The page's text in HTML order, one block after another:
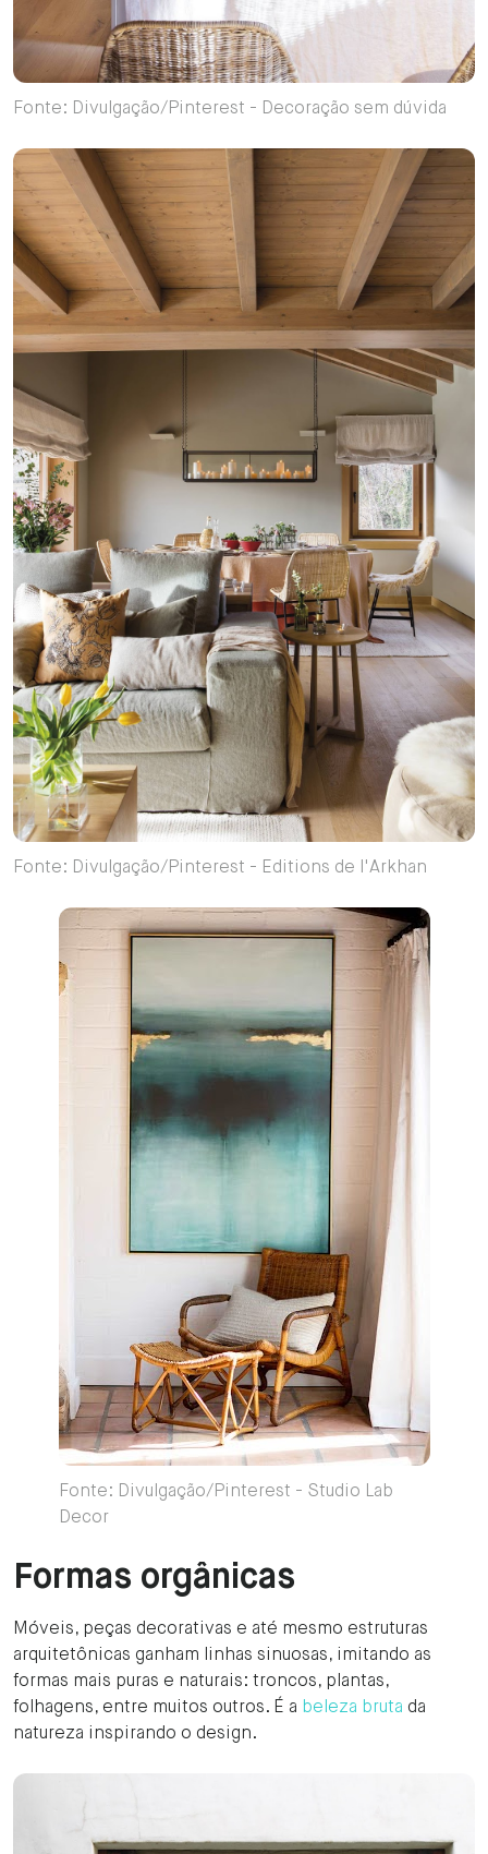
Fonte: Divulgação/Pinterest - Decoração sem dúvida
Fonte: Divulgação/Pinterest - Editions de l'Arkhan
Fonte: Divulgação/Pinterest - Studio Lab
Decor
Formas orgânicas
Móveis, peças decorativas e até mesmo estruturas
arquitetônicas ganham linhas sinuosas, imitando as
formas mais puras e naturais: troncos, plantas,
folhagens, entre muitos outros. É a beleza bruta da
natureza inspirando o design.